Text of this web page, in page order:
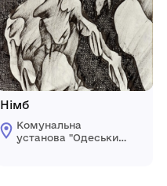
Німб
Комунальна
установа "Одеський